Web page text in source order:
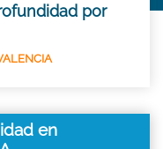
por
en